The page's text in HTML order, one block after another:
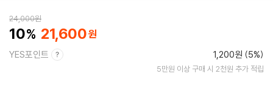
24,000원
10 21,600
YES포인트 1,200원 (5%)
5만원 이상 구매 시 2천원 추가 적립